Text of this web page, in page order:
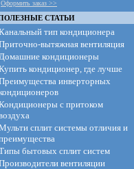
Оформить заказ >>
СТАТЬИ
тип кондиционера
вытяжная вентиляция
кондиционеры
кондиционер, где лучше
инверторных
с притоком
сплит системы отличия и
бытовых сплит систем
вентиляции